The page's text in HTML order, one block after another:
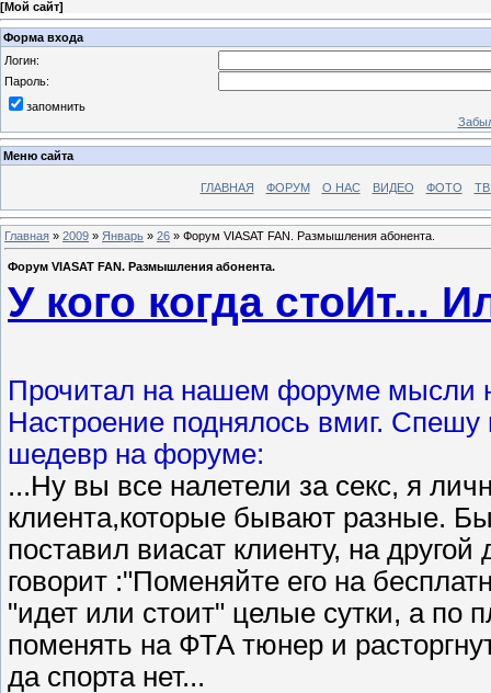
[Мой сайт]
Форма входа
Логин:
Пароль:
запомнить
Меню сайта
ГЛАВНАЯ ФОРУМ О НАС ВИДЕО ФОТО ТВ
Главная » 2009 » Январь » 26 » Форум VIASAT FAN. Размышления абонента.
Форум VIASAT FAN. Размышления абонента.
У кого когда стоИт...
Прочитал на нашем форуме мысли
Настроение поднялось вмиг. Спешу
шедевр на форуме:
...Ну вы все налетели за секс, я
клиента,которые бывают разные.
поставил виасат клиенту, на
говорит :"Поменяйте его на
"идет или стоит" целые сутки, а по
поменять на ФТА тюнер и
да спорта нет...